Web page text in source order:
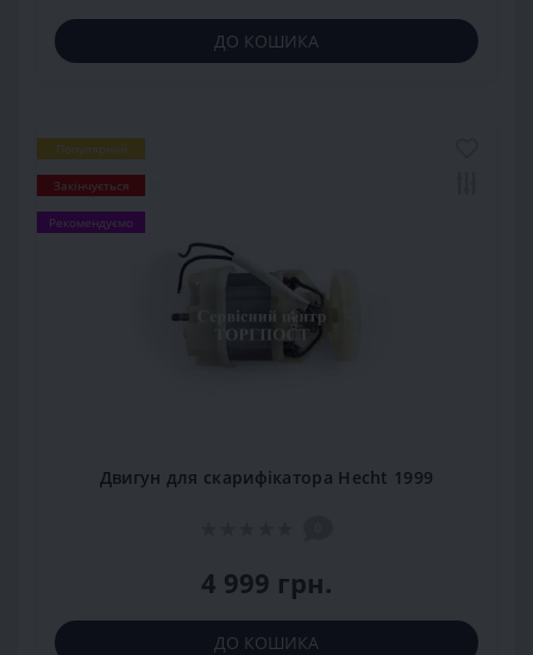
ДО КОШИКА
Популярний
Закінчується
Рекомендуємо
Двигун для скарифікатора Hecht 1999
4 999 грн.
ДО КОШИКА